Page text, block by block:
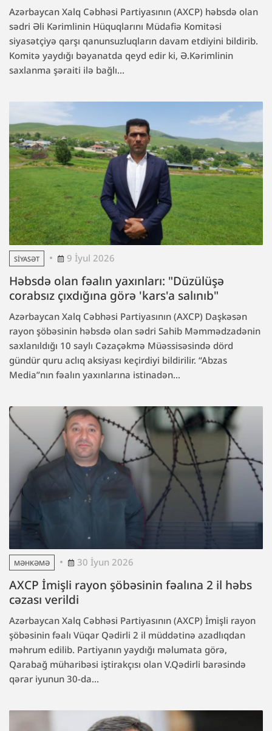
Azərbaycan Xalq Cəbhəsi Partiyasının (AXCP) həbsdə olan
sədri Əli Kərimlinin Hüquqlarını Müdafiə Komitəsi
siyasətçiyə qarşı qanunsuzluqların davam etdiyini bildirib.
Komitə yaydığı bəyanatda qeyd edir ki, Ə.Kərimlinin
saxlanma şəraiti ilə bağlı...
SIYASƏT 9 İyul 2026
Həbsdə olan fəalın yaxınları: "Düzülüşə
corabsız çıxdığına görə 'kars'a salınıb"
Azərbaycan Xalq Cəbhəsi Partiyasının (AXCP) Daşkəsən
rayon şöbəsinin həbsdə olan sədri Sahib Məmmədzadənin
saxlanıldığı 10 saylı Cəzaçəkmə Müəssisəsində dörd
gündür quru aclıq aksiyası keçirdiyi bildirilir. “Abzas
Media”nın fəalın yaxınlarına istinadən...
MƏHKƏMƏ 30 İyun 2026
AXCP İmişli rayon şöbəsinin fəalına 2 il həbs
cəzası verildi
Azərbaycan Xalq Cəbhəsi Partiyasının (AXCP) İmişli rayon
şöbəsinin fəalı Vüqar Qədirli 2 il müddətinə azadlıqdan
məhrum edilib. Partiyanın yaydığı məlumata görə,
Qarabağ müharibəsi iştirakçısı olan V.Qədirli barəsində
qərar iyunun 30-da...